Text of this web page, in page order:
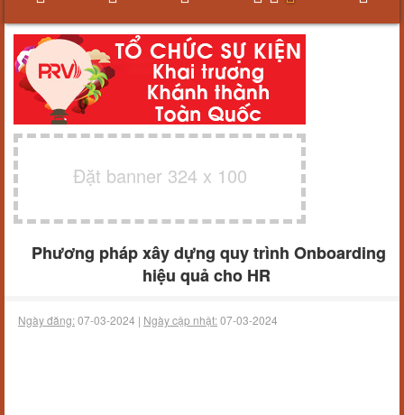
Đặt banner 324 x 100
Phương pháp xây dựng quy trình Onboarding
hiệu quả cho HR
Ngày đăng:07-03-2024 | Ngày cập nhật:07-03-2024